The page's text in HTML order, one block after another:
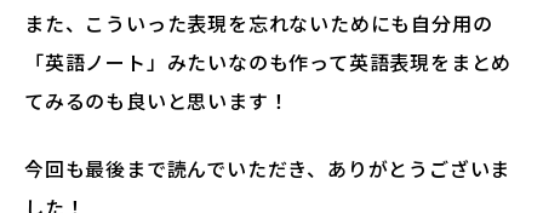
また、こういった表現を忘れないためにも自分用の
「英語ノート」みたいなのも作って英語表現をまとめ
てみるのも良いと思います！
今回も最後まで読んでいただき、ありがとうございま
した！